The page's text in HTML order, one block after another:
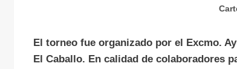
El torneo fue organizado por el Excmo.
El Caballo. En calidad de colaboradores